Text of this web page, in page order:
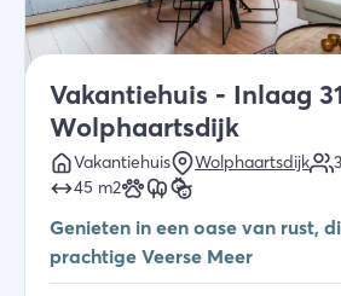
Vakantiehuis - Inlaag
Wolphaartsdijk
Vakantiehuis Wolphaartsdijk 3
45 m2
Genieten in een oase van rust,
prachtige Veerse Meer